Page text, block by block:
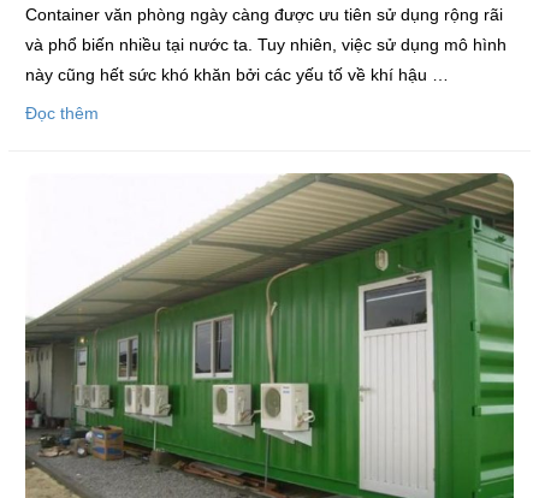
Container văn phòng ngày càng được ưu tiên sử dụng rộng rãi
và phổ biến nhiều tại nước ta. Tuy nhiên, việc sử dụng mô hình
này cũng hết sức khó khăn bởi các yếu tố về khí hậu …
Đọc thêm